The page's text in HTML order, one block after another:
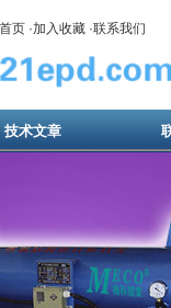
页 ·加入收藏 ·联系我们
技术文章